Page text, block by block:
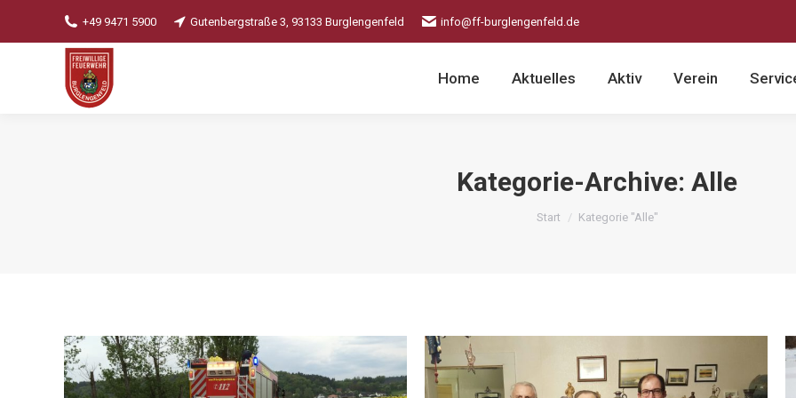
+49 9471 5900 Gutenbergstraße 3, 93133 Burglengenfeld info@ff-burglengenfeld.de
Home Aktuelles Aktiv Verein
Kategorie-Archive: Alle
Sie befinden sich hier:
Start Kategorie "Alle"